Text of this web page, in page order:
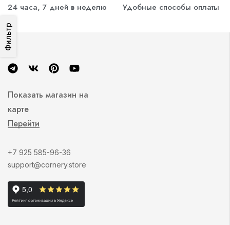
Фильтр
24 часа, 7 дней в неделю Удобные способы оплаты
Показать магазин на
карте
Перейти
+7 925 585-96-36
support@cornery.store